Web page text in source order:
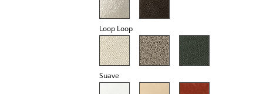
Figurines & Miniatures
Loop Loop
Suave